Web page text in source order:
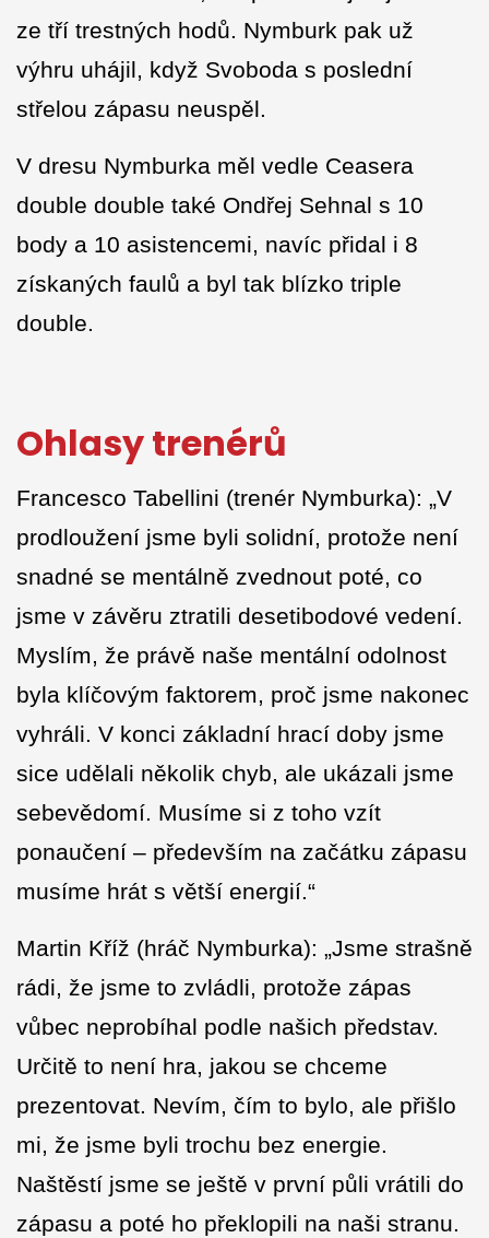
ze tří trestných hodů. Nymburk pak už
výhru uhájil, když Svoboda s poslední
střelou zápasu neuspěl.
V dresu Nymburka měl vedle Ceasera
double double také Ondřej Sehnal s 10
body a 10 asistencemi, navíc přidal i 8
získaných faulů a byl tak blízko triple
double.
Ohlasy trenérů
Francesco Tabellini (trenér Nymburka): „V
prodloužení jsme byli solidní, protože není
snadné se mentálně zvednout poté, co
jsme v závěru ztratili desetibodové vedení.
Myslím, že právě naše mentální odolnost
byla klíčovým faktorem, proč jsme nakonec
vyhráli. V konci základní hrací doby jsme
sice udělali několik chyb, ale ukázali jsme
sebevědomí. Musíme si z toho vzít
ponaučení – především na začátku zápasu
musíme hrát s větší energií.“
Martin Kříž (hráč Nymburka): „Jsme strašně
rádi, že jsme to zvládli, protože zápas
vůbec neprobíhal podle našich představ.
Určitě to není hra, jakou se chceme
prezentovat. Nevím, čím to bylo, ale přišlo
mi, že jsme byli trochu bez energie.
Naštěstí jsme se ještě v první půli vrátili do
zápasu a poté ho překlopili na naši stranu.